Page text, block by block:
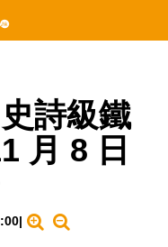
詩級鐵
月 8 日
|